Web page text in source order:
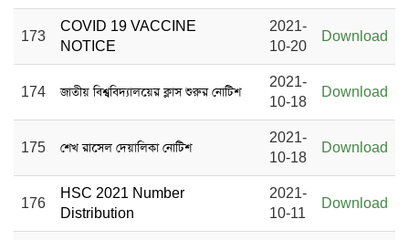
173
COVID 19 VACCINE
NOTICE
2021-
10-20
Download
174 জাতীয় বিশ্ববিদ্যালয়ের ক্লাস শুরুর নোটিশ
2021-
10-18
Download
175 শেখ রাসেল দেয়ালিকা নোটিশ
2021-
10-18
Download
176
HSC 2021 Number
Distribution
2021-
10-11
Download